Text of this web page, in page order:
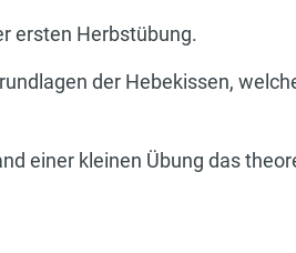
ersten Herbstübung.
der Hebekissen,
einer kleinen Übung das